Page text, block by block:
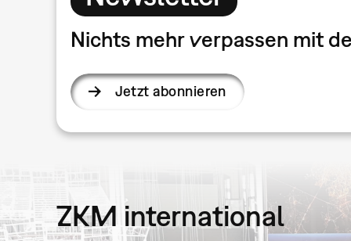
Nichts mehr verpassen mit
Jetzt abonnieren
ZKM international